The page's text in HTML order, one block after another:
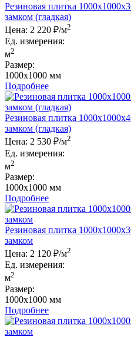
Резиновая плитка
замком (гладкая)
Цена: 2 220 ₽/м2
Ед. измерения:
м2
Размер:
1000x1000 мм
Подробнее
Резиновая плитка
замком (гладкая)
Цена: 2 530 ₽/м2
Ед. измерения:
м2
Размер:
1000x1000 мм
Подробнее
Резиновая плитка
замком
Цена: 2 120 ₽/м2
Ед. измерения:
м2
Размер:
1000x1000 мм
Подробнее